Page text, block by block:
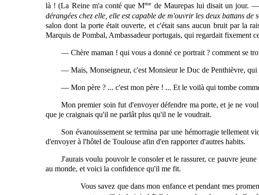
là ! (La Reine m'a conté que Mme de Maurepaslui disait un jour. —
dérangées chez elle, elle est capable de m'ouvrir les deux battans
salon dont la porte était ouverte, et c'était sans aucun bruit par la
Marquis de Pombal, Ambassadeur portugais, qui regardait fixement
— Chère maman ! qui vous a donné ce portrait ? comment se
— Mais, Monseigneur, c'est Monsieur le Duc de Penthièvre, qui
— Mon père ? ... c'est mon père ! ... Et le voilà qui tombe
Mon premier soin fut d'envoyer défendre ma porte, et je ne
que je craignais qu'il ne parlât plus qu'il ne le voudrait.
Son évanouissement se termina par une hémorragie tellement
d'envoyer à l'hôtel de Toulouse afin d'en rapporter d'autres habits.
J'aurais voulu pouvoir le consoler et le rassurer,ce pauvre
au monde, et voici la confidence qu'il me fit.
Vous savez que dans mon enfance et pendant mes